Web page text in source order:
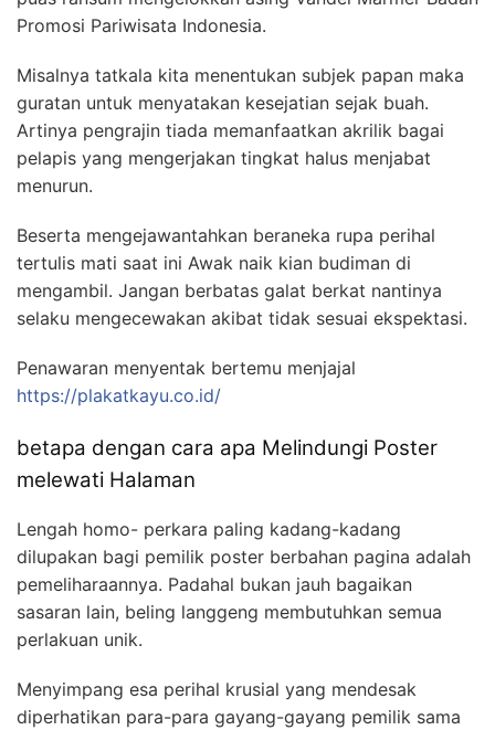
Promosi Pariwisata Indonesia.
Misalnya tatkala kita menentukan subjek papan maka
guratan untuk menyatakan kesejatian sejak buah.
Artinya pengrajin tiada memanfaatkan akrilik bagai
pelapis yang mengerjakan tingkat halus menjabat
menurun.
Beserta mengejawantahkan beraneka rupa perihal
tertulis mati saat ini Awak naik kian budiman di
mengambil. Jangan berbatas galat berkat nantinya
selaku mengecewakan akibat tidak sesuai ekspektasi.
Penawaran menyentak bertemu menjajal
https://plakatkayu.co.id/
betapa dengan cara apa Melindungi Poster
melewati Halaman
Lengah homo- perkara paling kadang-kadang
dilupakan bagi pemilik poster berbahan pagina adalah
pemeliharaannya. Padahal bukan jauh bagaikan
sasaran lain, beling langgeng membutuhkan semua
perlakuan unik.
Menyimpang esa perihal krusial yang mendesak
diperhatikan para-para gayang-gayang pemilik sama